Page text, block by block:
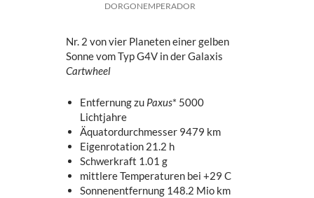
DORGONEMPERADOR
Nr. 2 von vier Planeten einer gelben
Sonne vom Typ G4V in der Galaxis
Cartwheel
Entfernung zu Paxus* 5000
Lichtjahre
Äquatordurchmesser 9479 km
Eigenrotation 21.2 h
Schwerkraft 1.01 g
mittlere Temperaturen bei +29 C
Sonnenentfernung 148.2 Mio km